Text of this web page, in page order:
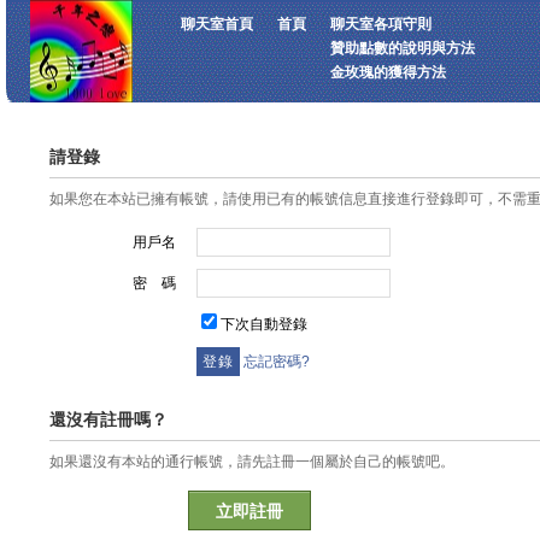
聊天室首頁 首頁
聊天室各項守則
贊助點數的說明與方法
金玫瑰的獲得方法
請登錄
如果您在本站已擁有帳號，請使用已有的帳號信息直接進行登錄即可，不需
用戶名
密 碼
下次自動登錄
忘記密碼?
還沒有註冊嗎？
如果還沒有本站的通行帳號，請先註冊一個屬於自己的帳號吧。
立即註冊